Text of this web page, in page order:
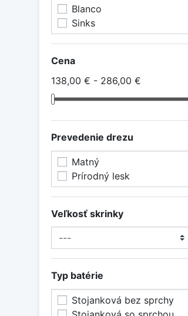
Blanco
Sinks
Cena
138,00 € - 286,00 €
Prevedenie drezu
Matný
Prírodný lesk
Veľkosť skrinky
Typ batérie
Stojanková bez sprchy